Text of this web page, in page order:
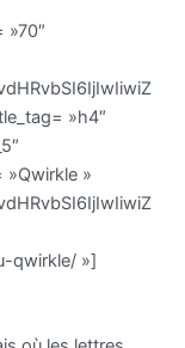
»70″
»h4″
»Qwirkle »
qwirkle/ »]